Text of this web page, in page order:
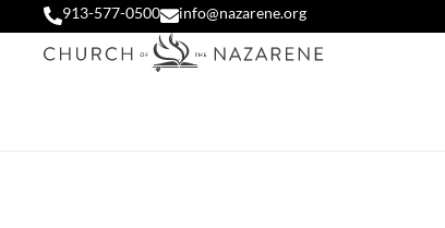
913-577-0500 info@nazarene.org